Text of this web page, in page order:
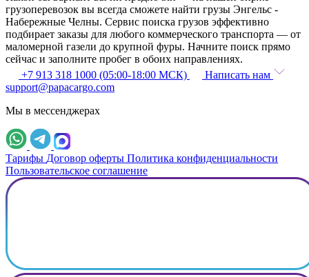
грузоперевозок вы всегда сможете найти грузы Энгельс -
Набережные Челны. Сервис поиска грузов эффективно
подбирает заказы для любого коммерческого транспорта — от
маломерной газели до крупной фуры. Начните поиск прямо
сейчас и заполните пробег в обоих направлениях.
+7 913 318 1000 (05:00-18:00 МСК)
Написать нам
support@papacargo.com
Мы в мессенджерах
Тарифы Договор оферты Политика конфиденциальности
Пользовательское соглашение